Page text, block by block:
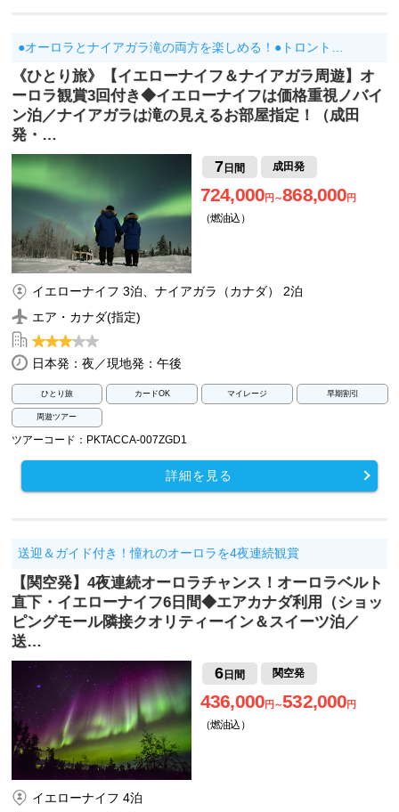
●オーロラとナイアガラ滝の両方を楽しめる！●トロント…
《ひとり旅》【イエローナイフ＆ナイアガラ周遊】オ
ーロラ観賞3回付き◆イエローナイフは価格重視ノバイ
ン泊／ナイアガラは滝の見えるお部屋指定！（成田
発・…
7 日間 成田発
724,000円～868,000円
（燃油込）
イエローナイフ 3泊、ナイアガラ（カナダ） 2泊
エア・カナダ(指定)
日本発：夜／現地発：午後
ひとり旅 カードOK マイレージ 早期割引
周遊ツアー
ツアーコード：PKTACCA-007ZGD1
詳細を見る
送迎＆ガイド付き！憧れのオーロラを4夜連続観賞
【関空発】4夜連続オーロラチャンス！オーロラベルト
直下・イエローナイフ6日間◆エアカナダ利用（ショッ
ピングモール隣接クオリティーイン＆スイーツ泊／
送…
6日間 関空発
436,000円～532,000円
（燃油込）
イエローナイフ 4泊